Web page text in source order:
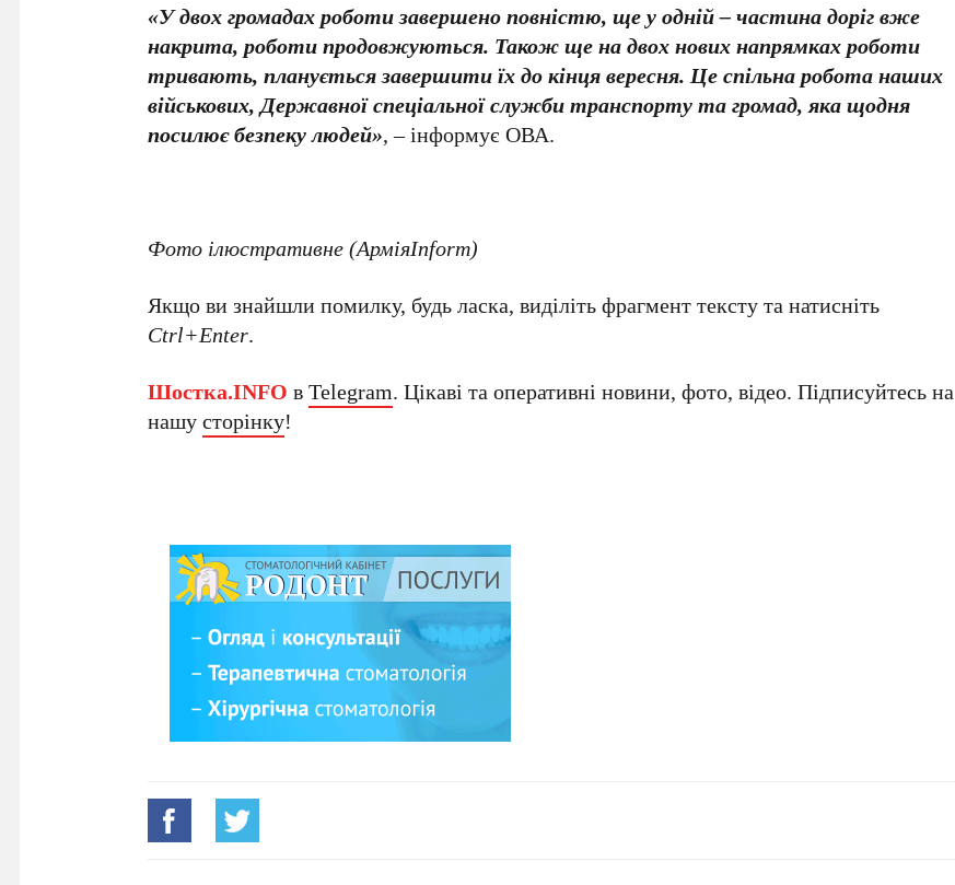
«У двох громадах роботи завершено повністю, ще у одній – частина доріг вже
накрита, роботи продовжуються. Також ще на двох нових напрямках роботи
тривають, планується завершити їх до кінця вересня. Це спільна робота наших
військових, Державної спеціальної служби транспорту та громад, яка щодня
посилює безпеку людей», – інформує ОВА.
Фото ілюстративне (АрміяInform)
Якщо ви знайшли помилку, будь ласка, виділіть фрагмент тексту та натисніть
Ctrl+Enter.
Шостка.INFO вTelegram. Цікаві та оперативні новини, фото, відео. Підписуйтесь на
нашусторінку!